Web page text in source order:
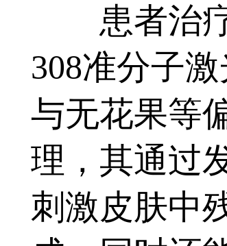
患者治疗
308准分子
与无花果等
理，其通过
刺激皮肤中